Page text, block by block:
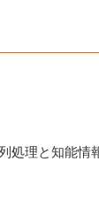
理と知能情